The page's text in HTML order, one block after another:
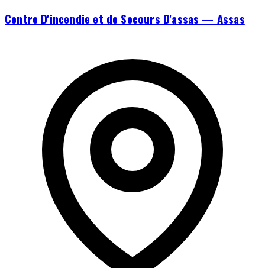
Centre D'incendie et de Secours D'assas — Assas